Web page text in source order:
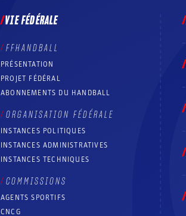
VIE FÉDÉRALE
FFHANDBALL
PRÉSENTATION
PROJET FÉDÉRAL
ABONNEMENTS DU HANDBALL
ORGANISATION FÉDÉRALE
INSTANCES POLITIQUES
INSTANCES ADMINISTRATIVES
INSTANCES TECHNIQUES
COMMISSIONS
AGENTS SPORTIFS
CNCG